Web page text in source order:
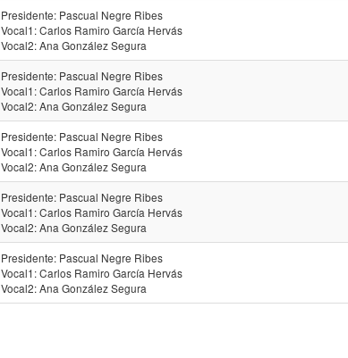
Presidente: Pascual Negre Ribes
Vocal1: Carlos Ramiro García Hervás
Vocal2: Ana González Segura
Presidente: Pascual Negre Ribes
Vocal1: Carlos Ramiro García Hervás
Vocal2: Ana González Segura
Presidente: Pascual Negre Ribes
Vocal1: Carlos Ramiro García Hervás
Vocal2: Ana González Segura
Presidente: Pascual Negre Ribes
Vocal1: Carlos Ramiro García Hervás
Vocal2: Ana González Segura
Presidente: Pascual Negre Ribes
Vocal1: Carlos Ramiro García Hervás
Vocal2: Ana González Segura